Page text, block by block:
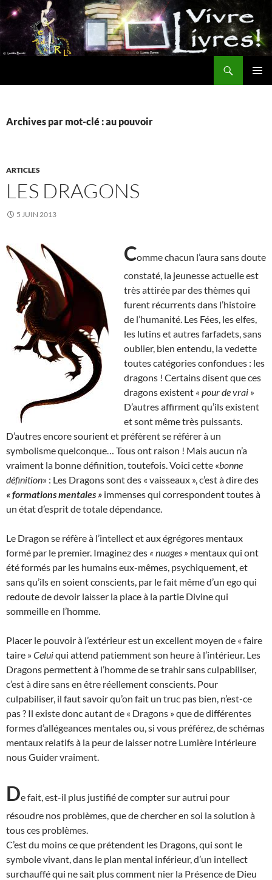
Aller
au
contenu
Archives par mot-clé : au pouvoir
ARTICLES
LES DRAGONS
5 JUIN 2013
Comme chacun l’aura sans doute
constaté, la jeunesse actuelle est
très attirée par des thèmes qui
furent récurrents dans l’histoire
de l’humanité. Les Fées, les elfes,
les lutins et autres farfadets, sans
oublier, bien entendu, la vedette
toutes catégories confondues : les
dragons ! Certains disent que ces
dragons existent « pour de vrai »
D’autres affirment qu’ils existent
et sont même très puissants.
D’autres encore sourient et préfèrent se référer à un
symbolisme quelconque… Tous ont raison ! Mais aucun n’a
vraiment la bonne définition, toutefois. Voici cette «bonne
définition» : Les Dragons sont des « vaisseaux », c’est à dire des
« formations mentales » immenses qui correspondent toutes à
un état d’esprit de totale dépendance.
Le Dragon se réfère à l’intellect et aux égrégores mentaux
formé par le premier. Imaginez des « nuages » mentaux qui ont
été formés par les humains eux-mêmes, psychiquement, et
sans qu’ils en soient conscients, par le fait même d’un ego qui
redoute de devoir laisser la place à la partie Divine qui
sommeille en l’homme.
Placer le pouvoir à l’extérieur est un excellent moyen de « faire
taire »Celuiqui attend patiemment son heure à l’intérieur. Les
Dragons permettent à l’homme de se trahir sans culpabiliser,
c’est à dire sans en être réellement conscients. Pour
culpabiliser, il faut savoir qu’on fait un truc pas bien, n’est-ce
pas ? Il existe donc autant de « Dragons » que de différentes
formes d’allégeances mentales ou, si vous préférez, de schémas
mentaux relatifs à la peur de laisser notre Lumière Intérieure
nous Guider vraiment.
De fait, est-il plus justifié de compter sur autrui pour
résoudre nos problèmes, que de chercher en soi la solution à
tous ces problèmes.
C’est du moins ce que prétendent les Dragons, qui sont le
symbole vivant, dans le plan mental inférieur, d’un intellect
surchauffé qui ne sait plus comment nier la Présence de Dieu